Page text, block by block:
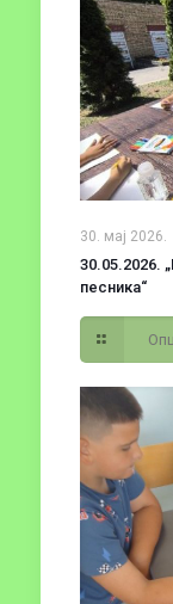
30. мај 2026.
30.05.2026.
песника“